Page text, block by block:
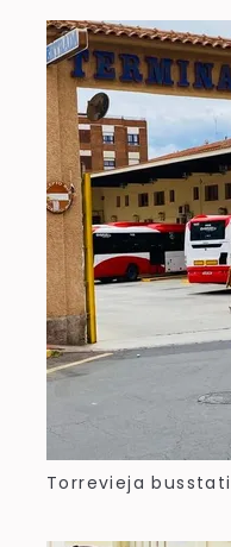
Torrevieja